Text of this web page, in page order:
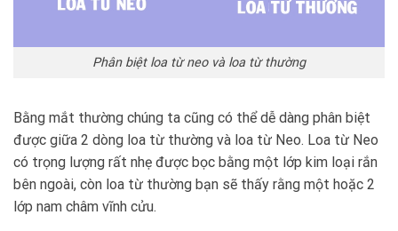
Phân biệt loa từ neo và loa từ thường
Bằng mắt thường chúng ta cũng có thể dễ dàng phân biệt
được giữa 2 dòng loa từ thường và loa từ Neo. Loa từ Neo
có trọng lượng rất nhẹ được bọc bằng một lớp kim loại rắn
bên ngoài, còn loa từ thường bạn sẽ thấy rằng một hoặc 2
lớp nam châm vĩnh cửu.